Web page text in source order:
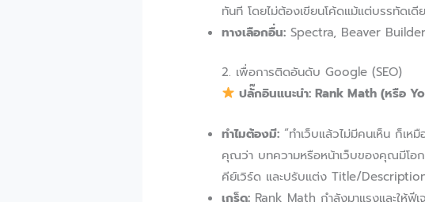
ทันที โดยไม่ต้องเขียนโค้ดแม้แต่บรรทัดเดี
ทางเลือกอื่น: Spectra, Beaver Builder
2. เพื่อการติดอันดับ Google (SEO)
ปลั๊กอินแนะนำ: Rank Math (หรือ
ทำไมต้องมี: “ทำเว็บแล้วไม่มีคนเห็น ก็เ
คุณว่า บทความหรือหน้าเว็บของคุณมีโอ
คีย์เวิร์ด และปรับแต่ง Title/
เกร็ด: Rank Math กำลังมาแรงและให้ฟี